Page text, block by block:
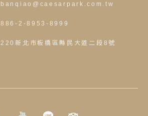
banqiao@caesarpark.com.tw
886-2-8953-8999
220新北市板橋區縣民大道二段8號